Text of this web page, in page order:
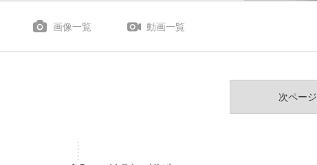
画像一覧 動画一覧
次ページ